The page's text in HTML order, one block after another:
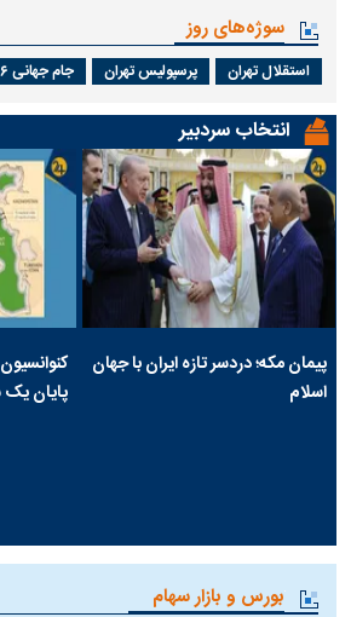
سوژه‌های روز
استقلال تهران پرسپولیس تهران جام جهانی ۲۰۲۶
انتخاب سردبیر
پیمان مکه؛ دردسر تازه ایران با جهان
اسلام
پایان
بورس و بازار سهام